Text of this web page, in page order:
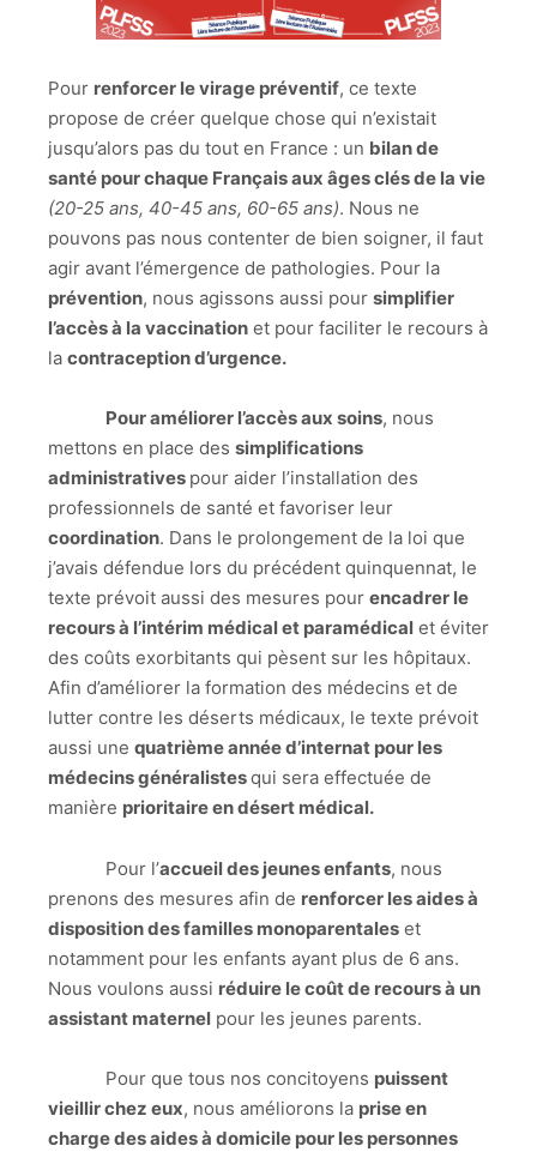
Pour renforcer le virage préventif, ce texte
propose de créer quelque chose qui n’existait
jusqu’alors pas du tout en France : un bilan de
santé pour chaque Français aux âges clés de la vie
(20-25 ans, 40-45 ans, 60-65 ans). Nous ne
pouvons pas nous contenter de bien soigner, il faut
agir avant l’émergence de pathologies. Pour la
prévention, nous agissons aussi pour simplifier
l’accès à la vaccination et pour faciliter le recours à
la contraception d’urgence.
Pour améliorer l’accès aux soins, nous
mettons en place des simplifications
administratives pour aider l’installation des
professionnels de santé et favoriser leur
coordination. Dans le prolongement de la loi que
j’avais défendue lors du précédent quinquennat, le
texte prévoit aussi des mesures pour encadrer le
recours à l’intérim médical et paramédical et éviter
des coûts exorbitants qui pèsent sur les hôpitaux.
Afin d’améliorer la formation des médecins et de
lutter contre les déserts médicaux, le texte prévoit
aussi une quatrième année d’internat pour les
médecins généralistesqui sera effectuée de
manière prioritaire en désert médical.
Pour l’accueil des jeunes enfants, nous
prenons des mesures afin de renforcer les aides à
disposition des familles monoparentales et
notamment pour les enfants ayant plus de 6 ans.
Nous voulons aussi réduire le coût de recours à un
assistant maternel pour les jeunes parents.
Pour que tous nos concitoyens puissent
vieillir chez eux, nous améliorons la prise en
charge des aides à domicile pour les personnes